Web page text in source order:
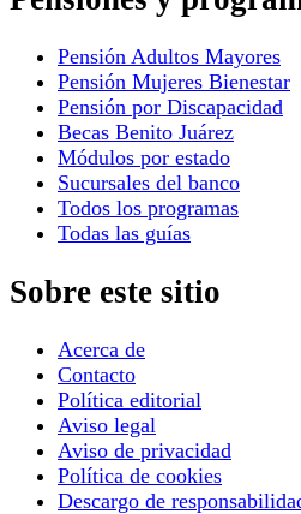
Pensión Adultos Mayores
Pensión Mujeres Bienestar
Pensión por Discapacidad
Becas Benito Juárez
Módulos por estado
Sucursales del banco
Todos los programas
Todas las guías
Sobre este sitio
Acerca de
Contacto
Política editorial
Aviso legal
Aviso de privacidad
Política de cookies
Descargo de